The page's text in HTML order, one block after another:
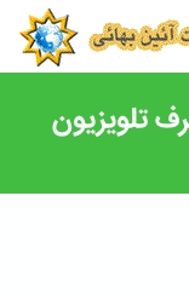
تلویزیون